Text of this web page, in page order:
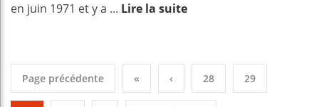
en juin 1971 et y a ... Lire la suite
Page précédente « ‹ 28 29